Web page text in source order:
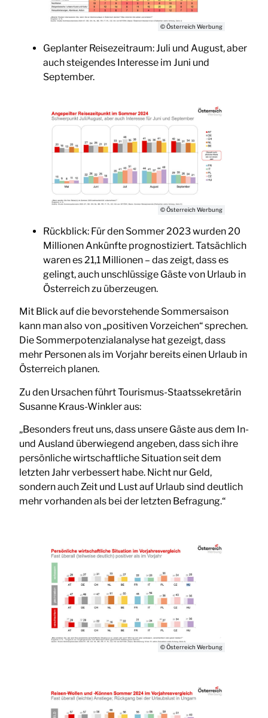
© Österreich Werbung
Geplanter Reisezeitraum: Juli und August, aber
auch steigendes Interesse im Juni und
September.
© Österreich Werbung
Rückblick: Für den Sommer 2023 wurden 20
Millionen Ankünfte prognostiziert. Tatsächlich
waren es 21,1 Millionen – das zeigt, dass es
gelingt, auch unschlüssige Gäste von Urlaub in
Österreich zu überzeugen.
Mit Blick auf die bevorstehende Sommersaison
kann man also von „positiven Vorzeichen“ sprechen.
Die Sommerpotenzialanalyse hat gezeigt, dass
mehr Personen als im Vorjahr bereits einen Urlaub in
Österreich planen.
Zu den Ursachen führt Tourismus-Staatssekretärin
Susanne Kraus-Winkler aus:
„Besonders freut uns, dass unsere Gäste aus dem In-
und Ausland überwiegend angeben, dass sich ihre
persönliche wirtschaftliche Situation seit dem
letzten Jahr verbessert habe. Nicht nur Geld,
sondern auch Zeit und Lust auf Urlaub sind deutlich
mehr vorhanden als bei der letzten Befragung.“
© Österreich Werbung